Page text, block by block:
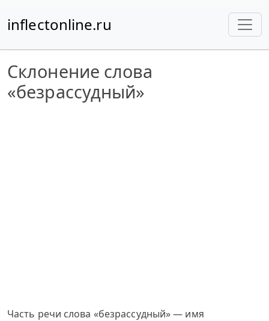
inflectonline.ru
Склонение слова
«безрассудный»
Часть речи слова «безрассудный» — имя